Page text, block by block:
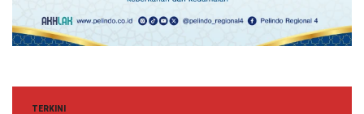
TERKINI